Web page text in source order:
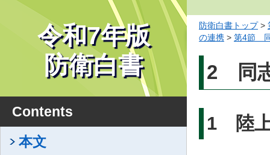
令和7年版
防衛白書
Contents
本文
防衛白書トップ>
の連携 > 第4節 同
2 同
1 陸